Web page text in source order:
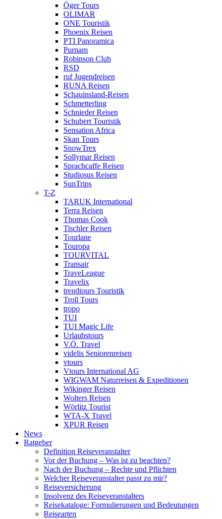
Öger Tours
OLIMAR
ONE Touristik
Phoenix Reisen
PTI Panoramica
Purnam
Robinson Club
RSD
ruf Jugendreisen
RUNA Reisen
Schauinsland-Reisen
Schmetterling
Schnieder Reisen
Schubert Touristik
Sensation Africa
Skan Tours
SnowTrex
Sollymar Reisen
Sprachcaffe Reisen
Studiosus Reisen
SunTrips
T-Z
TARUK International
Terra Reisen
Thomas Cook
Tischler Reisen
Tourlane
Touropa
TOURVITAL
Transair
TraveLeague
Travelix
trendtours Touristik
Troll Tours
tropo
TUI
TUI Magic Life
Urlaubstours
V.Ö. Travel
videlis Seniorenreisen
vtours
Vtours International AG
WIGWAM Naturreisen & Expeditionen
Wikinger Reisen
Wolters Reisen
Wörlitz Tourist
WTA-X Travel
XPUR Reisen
News
Ratgeber
Definition Reiseveranstalter
Vor der Buchung – Was ist zu beachten?
Nach der Buchung – Rechte und Pflichten
Welcher Reiseveranstalter passt zu mir?
Reiseversicherung
Insolvenz des Reiseveranstalters
Reisekataloge: Formulierungen und Bedeutungen
Reisearten